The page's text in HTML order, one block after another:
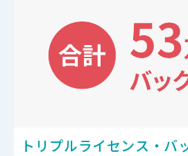
トリプルライセンス・バ